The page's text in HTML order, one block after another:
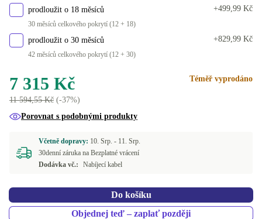
prodloužit o 18 měsíců
30 měsíců celkového pokrytí (12 + 18)
+499,99 Kč
prodloužit o 30 měsíců
42 měsíců celkového pokrytí (12 + 30)
+829,99 Kč
7 315 Kč
11 594,55 Kč (-37%)
Téměř vyprodáno
Porovnat s podobnými produkty
Včetně dopravy: 10. Srp. - 11. Srp.
30denní záruka na Bezplatné vrácení
Dodávka vč.:
Nabíjecí kabel
Do košíku
Objednej teď – zaplať později